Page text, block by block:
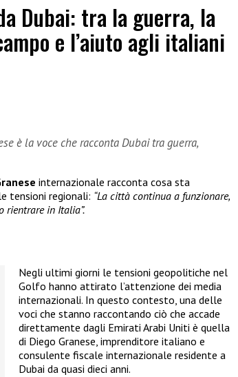
Dubai: tra la guerra, la
e l’aiuto agli italiani
è la voce che racconta Dubai tra guerra,
internazionale racconta cosa sta
tensioni regionali: “La città continua a funzionare,
rientrare in Italia”.
Negli ultimi giorni le tensioni geopolitiche nel
Golfo hanno attirato l’attenzione dei media
internazionali. In questo contesto, una delle
voci che stanno raccontando ciò che accade
direttamente dagli Emirati Arabi Uniti è quella
di Diego Granese, imprenditore italiano e
consulente fiscale internazionale residente a
Dubai da quasi dieci anni.